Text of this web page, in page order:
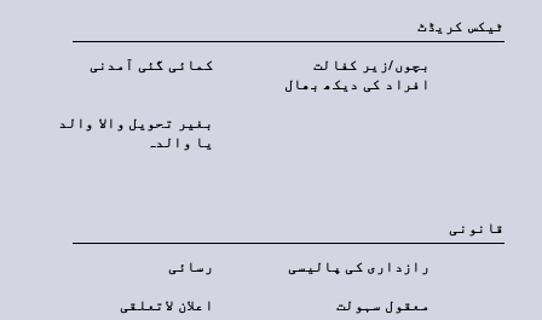
ٹیکس کریڈٹ
کمائی گئی آمدنی
بچوں/زیر کفالت
افراد کی دیکھ بھال
بغیر تحویل والا والد
یا والدہ
قانونی
رسائی رازداری کی پالیسی
اعلان لاتعلقی معقول سہولت